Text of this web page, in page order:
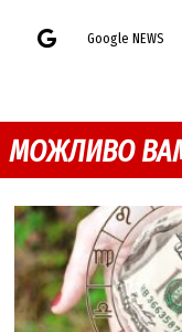
Google NEWS
МОЖЛИВО